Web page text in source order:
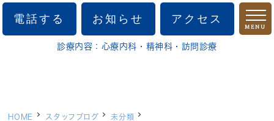
診療内容：心療内科・精神科・訪問診療
電話する お知らせ アクセス
MENU
ホーム
診療案内
HOME スタッフブログ 未分類